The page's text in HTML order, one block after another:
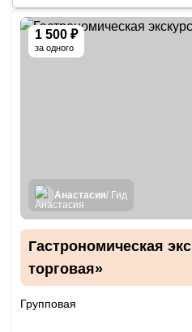
1 500 ₽
за одного
Анастасия/ Гид
Гастрономическая
торговая»
Групповая